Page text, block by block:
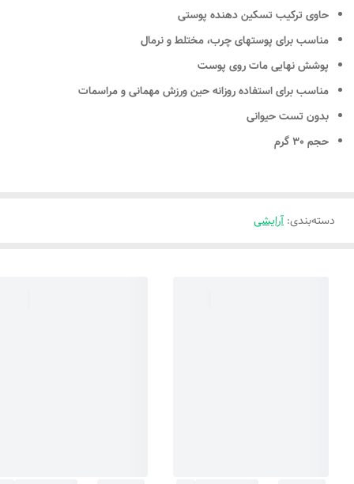
حاوی ترکیب تسکین دهنده پوستی
مناسب برای پوستهای چرب، مختلط و نرمال
پوشش نهایی مات روی پوست
مناسب برای استفاده روزانه حین ورزش مهمانی و مراسمات
بدون تست حیوانی
حجم 30 گرم
دسته‌بندی: آرایشی